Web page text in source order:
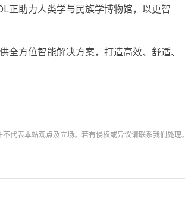
正助力人类学与民族学博物馆，以更智
方位智能解决方案，打造高效、舒适、
代表本站观点及立场。若有侵权或异议请联系我们处理。